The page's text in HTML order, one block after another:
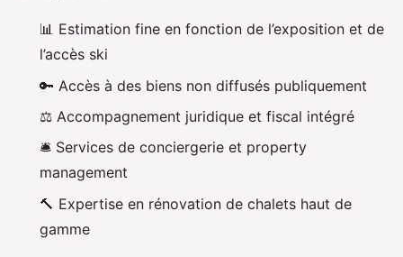
📊 Estimation fine en fonction de l’exposition et de
l’accès ski
🔑 Accès à des biens non diffusés publiquement
⚖️ Accompagnement juridique et fiscal intégré
🛎️ Services de conciergerie et property
management
🔨 Expertise en rénovation de chalets haut de
gamme